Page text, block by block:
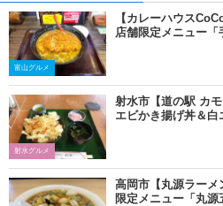
富山グルメ
【カレーハウス
店舗限定メニュー
射水グルメ
射水市【道の駅 カ
エビかき揚げ丼＆
高岡市【丸源ラーメ
限定メニュー「丸源